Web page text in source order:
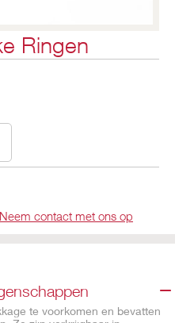
Ringen
Neem contact met ons op
te voorkomen en bevatten